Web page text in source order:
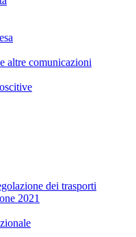
altre comunicazioni
dei trasporti
2021